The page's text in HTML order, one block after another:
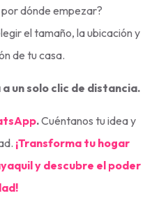
por dónde empezar?
el tamaño, la ubicación y
de tu casa.
un solo clic de distancia.
.Cuéntanos tu idea y
¡Transforma tu hogar
y descubre el poder